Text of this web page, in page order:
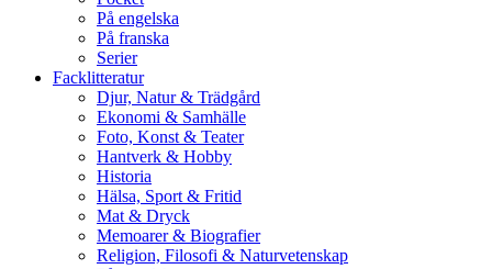
På engelska
På franska
Serier
Facklitteratur
Djur, Natur & Trädgård
Ekonomi & Samhälle
Foto, Konst & Teater
Hantverk & Hobby
Historia
Hälsa, Sport & Fritid
Mat & Dryck
Memoarer & Biografier
Religion, Filosofi & Naturvetenskap